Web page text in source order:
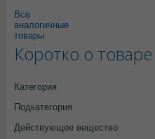
Все
аналогичные
товары
Коротко о товаре
Категория
Подкатегория
Действующее вещество